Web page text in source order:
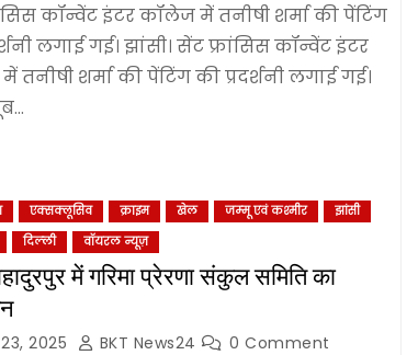
कॉन्वेंट इंटर कॉलेज में तनीषी शर्मा की पेंटिंग
लगाई गई। झांसी। सेंट फ्रांसिस कॉन्वेंट इंटर
तनीषी शर्मा की पेंटिंग की प्रदर्शनी लगाई गई।
एक्सक्लूसिव क्राइम खेल जम्‍मू एवं कश्‍मीर
झांसी
दिल्‍ली वॉयरल न्यूज़
में गरिमा प्रेरणा संकुल समिति का
2025 BKT News24 0 Comment